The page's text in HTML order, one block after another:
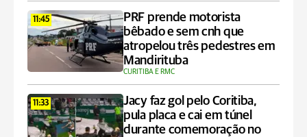
11:45
PRF prende motorista
bêbado e sem cnh que
atropelou três pedestres em
Mandirituba
CURITIBA E RMC
11:33
Jacy faz gol pelo Coritiba,
pula placa e cai em túnel
durante comemoração no